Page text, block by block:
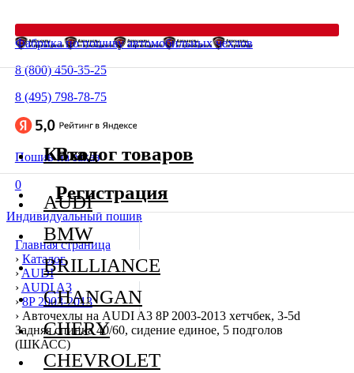
Фабрика по пошиву автомобильных чехлов
8 (800) 450-35-25
8 (495) 798-78-75
Пошив на заказ
0
Индивидуальный пошив
Главная страница
› Каталог
›AUDI
› AUDI A3
› 8P 2003-2013
› Авточехлы на AUDI A3 8P 2003-2013 хетчбек, 3-5d
Задняя спинка 40/60, сидение единое, 5 подголов
(ШКАСС)
Каталог товаров
AUDI
BMW
BRILLIANCE
CHANGAN
CHERY
CHEVROLET
Вход
Регистрация